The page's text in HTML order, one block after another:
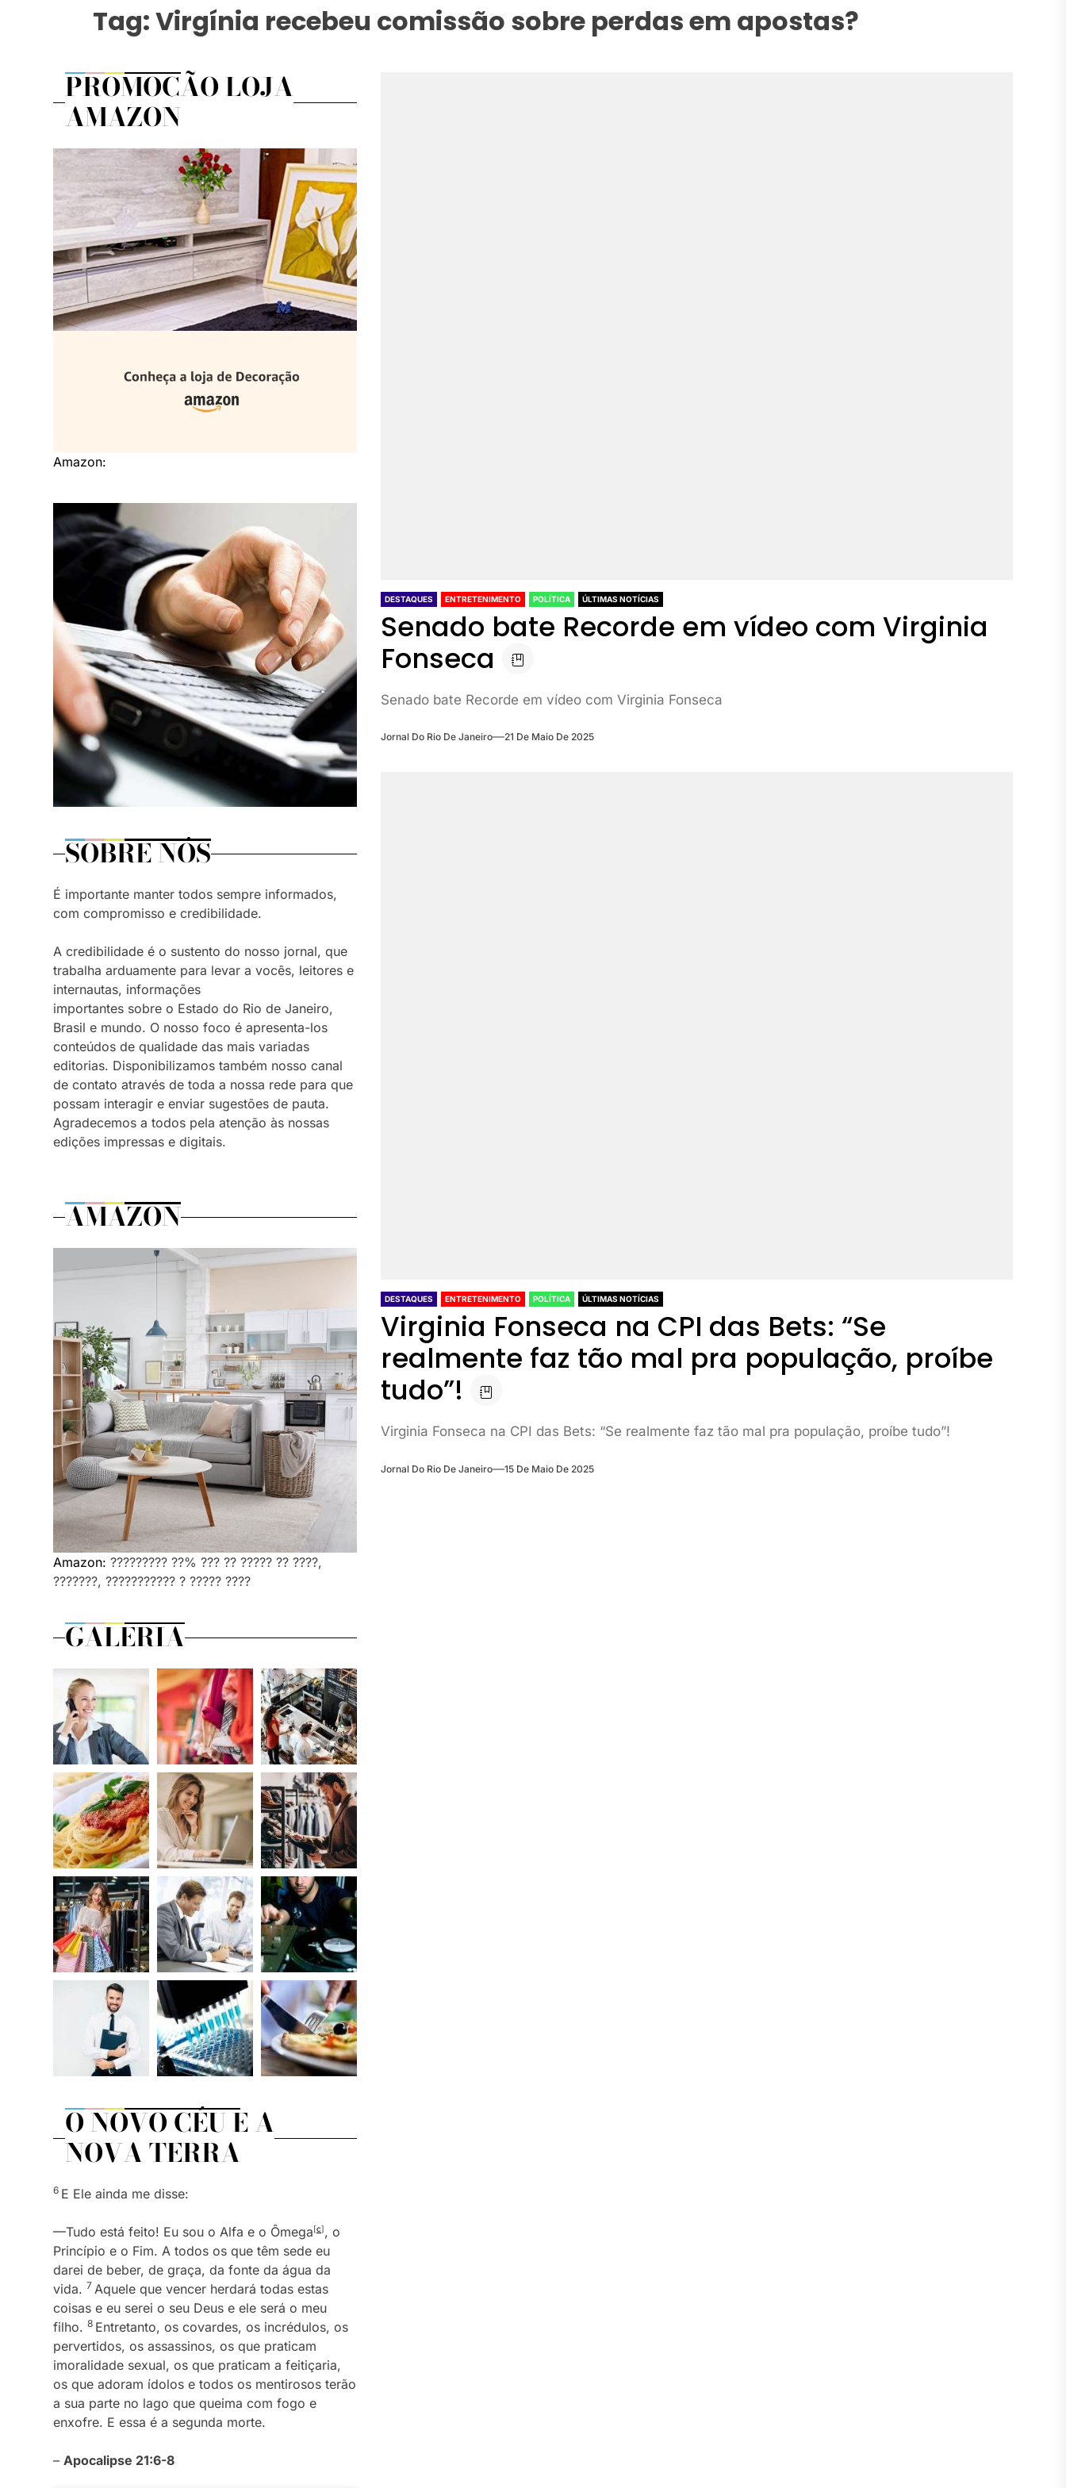
Tag:Virgínia recebeu comissão sobre perdas em apostas?
DESTAQUES ENTRETENIMENTO POLÍTICA ÚLTIMAS NOTÍCIAS
Senado bate Recorde em vídeo com Virginia
Fonseca
Senado bate Recorde em vídeo com Virginia Fonseca
Jornal Do Rio De Janeiro 21 De Maio De 2025
DESTAQUES ENTRETENIMENTO POLÍTICA ÚLTIMAS NOTÍCIAS
Virginia Fonseca na CPI das Bets: “Se
realmente faz tão mal pra população, proíbe
tudo”!
Virginia Fonseca na CPI das Bets: “Se realmente faz tão mal pra população, proíbe tudo”!
Jornal Do Rio De Janeiro 15 De Maio De 2025
PROMOÇÃO LOJA
AMAZON
Amazon:
SOBRE NÓS
É importante manter todos sempre informados,
com compromisso e credibilidade.
A credibilidade é o sustento do nosso jornal, que
trabalha arduamente para levar a vocês, leitores e
internautas, informações
importantes sobre o Estado do Rio de Janeiro,
Brasil e mundo. O nosso foco é apresenta-los
conteúdos de qualidade das mais variadas
editorias. Disponibilizamos também nosso canal
de contato através de toda a nossa rede para que
possam interagir e enviar sugestões de pauta.
Agradecemos a todos pela atenção às nossas
edições impressas e digitais.
AMAZON
Amazon: ????????? ??% ??? ?? ????? ?? ????,
???????, ??????????? ? ????? ????
GALERIA
O NOVO CÉU E A
NOVA TERRA
6 E Ele ainda me disse:
—Tudo está feito! Eu sou o Alfa e o Ômega[c], o
Princípio e o Fim. A todos os que têm sede eu
darei de beber, de graça, da fonte da água da
vida. 7 Aquele que vencer herdará todas estas
coisas e eu serei o seu Deus e ele será o meu
filho. 8 Entretanto, os covardes, os incrédulos, os
pervertidos, os assassinos, os que praticam
imoralidade sexual, os que praticam a feitiçaria,
os que adoram ídolos e todos os mentirosos terão
a sua parte no lago que queima com fogo e
enxofre. E essa é a segunda morte.
– Apocalipse 21:6-8